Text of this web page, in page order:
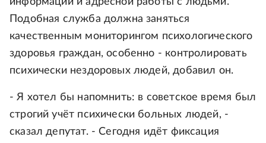
Подобная служба должна заняться
качественным мониторингом психологического
здоровья граждан, особенно - контролировать
психически нездоровых людей, добавил он.
- Я хотел бы напомнить: в советское время был
строгий учёт психически больных людей, -
сказал депутат. - Сегодня идёт фиксация